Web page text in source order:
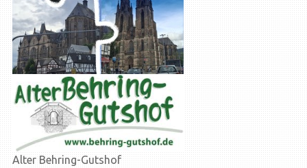
Alter Behring-Gutshof